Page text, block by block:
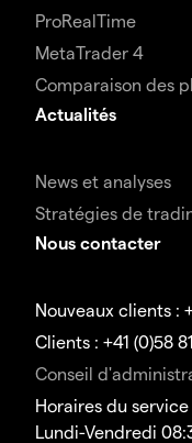
ProRealTime
MetaTrader 4
Comparaison des
Actualités
News et analyses
Stratégies de
Nous contacter
Nouveaux clients :
Clients : +41 (0)58
Conseil
Horaires du
Lundi-Vendredi